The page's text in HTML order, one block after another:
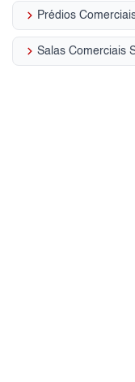
keyboard_arrow_right Prédios
keyboard_arrow_right Salas Comerciais